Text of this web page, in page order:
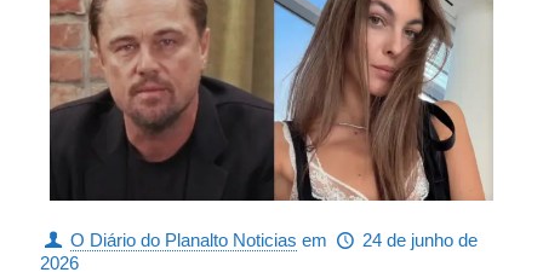
O Diário do Planalto Noticias em
24 de junho de
2026